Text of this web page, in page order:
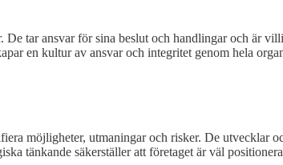
tar ansvar för sina beslut och handlingar och är
en kultur av ansvar och integritet genom hela
möjligheter, utmaningar och risker. De utvecklar
tänkande säkerställer att företaget är väl